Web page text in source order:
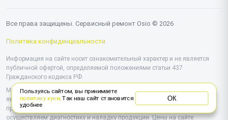
Все права защищены. Сервисный ремонт Osio © 2026
Политика конфиденциальности
Информация на сайте носит ознакомительный характер и не является
публичной офертой, определяемой положениями статьи 437
Гражданского кодекса РФ.
Мы специализируемся на обслуживании и ремонте техники Osio, но не
являемся их официальным представителем. Предоставляем
профессиональные услуги после истечения гарантии, а также
осуществляем диагностику и наладку продукции. Цены на сайте
Пользуясь сайтом, вы принимаете
политику куки. Так наш сайт становится
удобнее
ОК